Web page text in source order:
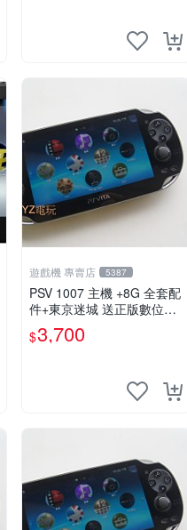
遊戲機 專賣店 5387
PSV 1007 主機 +8G 全套配
件+東京迷城 送正版數位遊
$3,700